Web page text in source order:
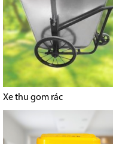
Xe thu gom rác